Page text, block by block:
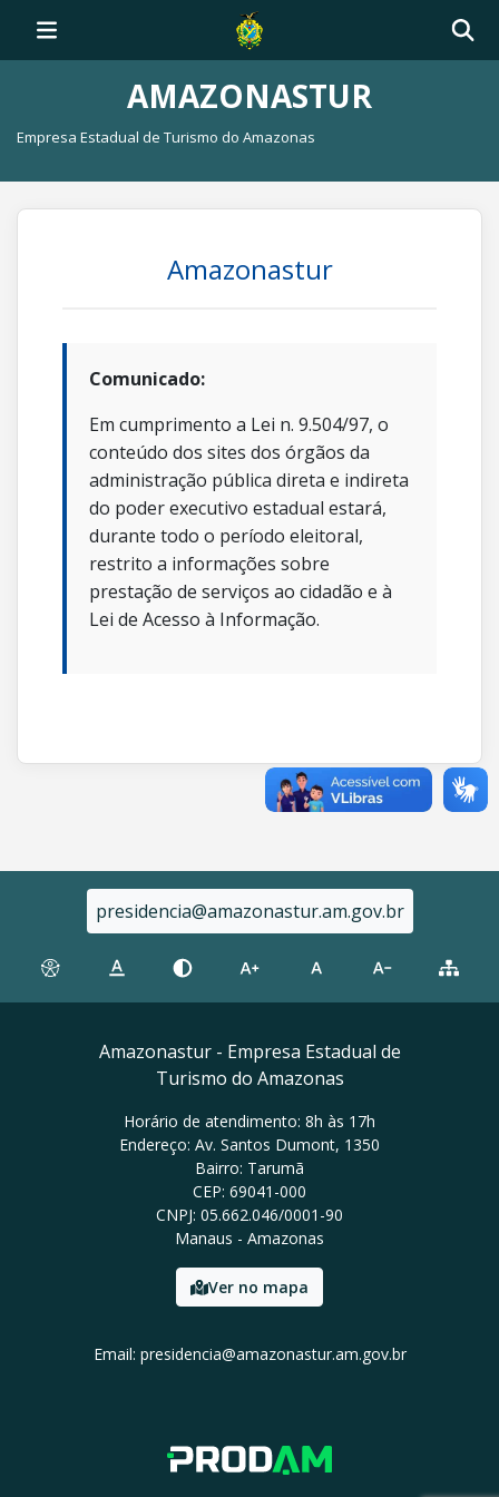
AMAZONASTUR
Empresa Estadual de Turismo do Amazonas
Amazonastur
Comunicado:
Em cumprimento a Lei n. 9.504/97, o
conteúdo dos sites dos órgãos da
administração pública direta e indireta
do poder executivo estadual estará,
durante todo o período eleitoral,
restrito a informações sobre
prestação de serviços ao cidadão e à
Lei de Acesso à Informação.
presidencia@amazonastur.am.gov.br
Amazonastur - Empresa Estadual de
Turismo do Amazonas
Horário de atendimento: 8h às 17h
Endereço: Av. Santos Dumont, 1350
Bairro: Tarumã
CEP: 69041-000
CNPJ: 05.662.046/0001-90
Manaus - Amazonas
Ver no mapa
Email: presidencia@amazonastur.am.gov.br